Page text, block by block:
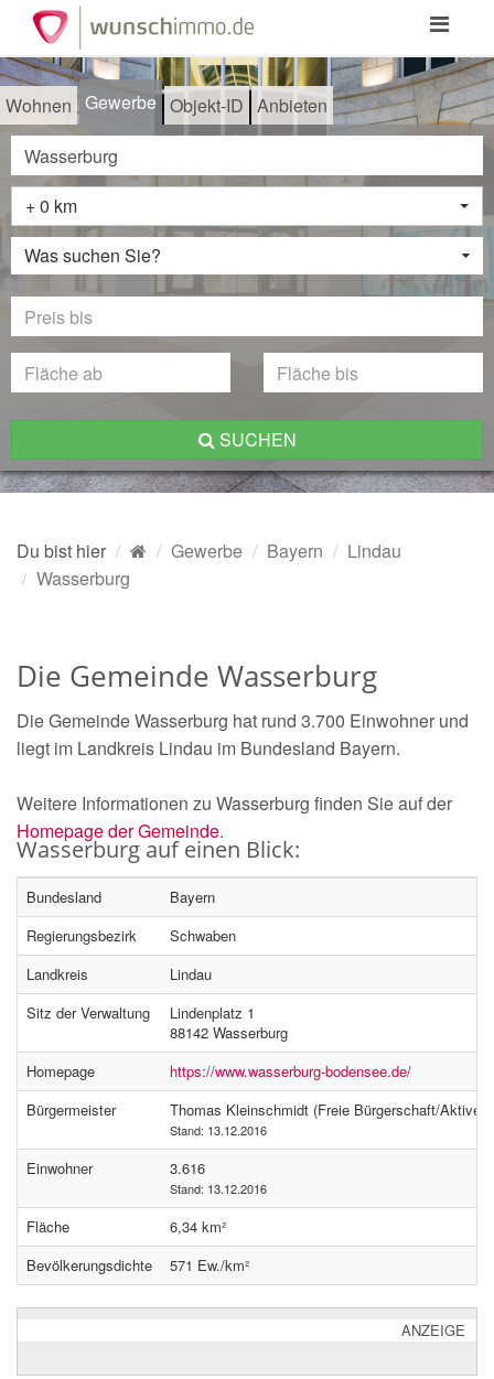
Toggle
Wohnen Gewerbe Objekt-ID Anbieten
+ 0 km
Was suchen Sie?
SUCHEN
Du bist hier Gewerbe Bayern
Lindau
Wasserburg
Die Gemeinde Wasserburg
Die Gemeinde Wasserburg hat rund 3.700 Einwohner und
liegt im Landkreis Lindau im Bundesland Bayern.
Weitere Informationen zu Wasserburg finden Sie auf der
Homepage der Gemeinde.
Wasserburg auf einen Blick:
Bundesland
Bayern
Regierungsbezirk
Schwaben
Landkreis
Lindau
Sitz der Verwaltung
Lindenplatz 1
88142 Wasserburg
Homepage
https://www.wasserburg-bodensee.de/
Bürgermeister
Thomas Kleinschmidt (Freie Bürgerschaft/Aktive
Stand: 13.12.2016
Einwohner 3.616
Stand: 13.12.2016
Fläche
6,34 km²
Bevölkerungsdichte
571 Ew./km²
ANZEIGE